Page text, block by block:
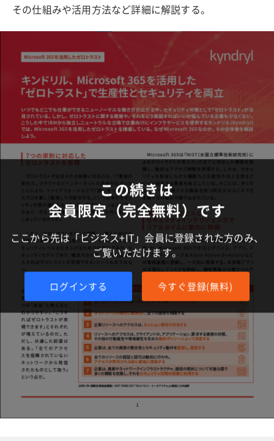
その仕組みや活用方法など詳細に解説する。
この続きは
会員限定（完全無料）です
ここから先は「ビジネス+IT」会員に登録された方のみ、
ご覧いただけます。
ログインする 今すぐ登録(無料)